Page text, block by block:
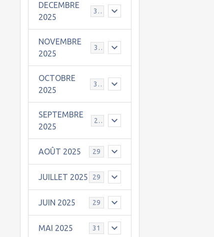
DECEMBRE
2025
30
NOVEMBRE
2025
30
OCTOBRE
2025
31
SEPTEMBRE
2025
25
AOÛT 2025 29
JUILLET 2025 29
JUIN 2025 29
MAI 2025 31